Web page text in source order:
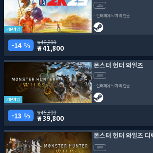
기본게임
코드
인터페이스/자막 한글
14 % 48,800
41,800
기본게임
몬스터 헌터 와일즈
코드
인터페이스/자막 한글
13 % 45,800
39,800
몬스터 헌터 와일즈 디
코드